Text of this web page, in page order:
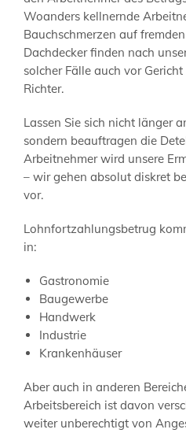
Woanders kellnernde
Bauchschmerzen auf
Dachdecker finden nach
solcher Fälle auch vor
Richter.
Lassen Sie sich nicht länger
sondern beauftragen die
Arbeitnehmer wird unsere
– wir gehen absolut diskret
vor.
Lohnfortzahlungsbetrug
in:
Gastronomie
Baugewerbe
Handwerk
Industrie
Krankenhäuser
Aber auch in anderen
Arbeitsbereich ist davon
weiter unberechtigt von